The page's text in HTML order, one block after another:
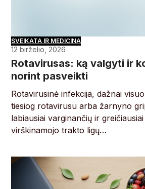
SVEIKATA IR MEDICINA
12 birželio, 2026
Rotavirusas: ką valgyti ir
norint pasveikti
Rotavirusinė infekcija, dažnai
tiesiog rotavirusu arba žarnyno
labiausiai varginančių ir
virškinamojo trakto ligų…